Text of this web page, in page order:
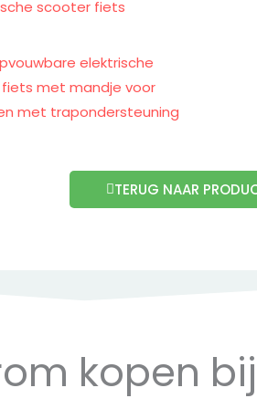
elektrische
met mandje voor
met trapondersteuning
TERUG NAAR
kopen bij